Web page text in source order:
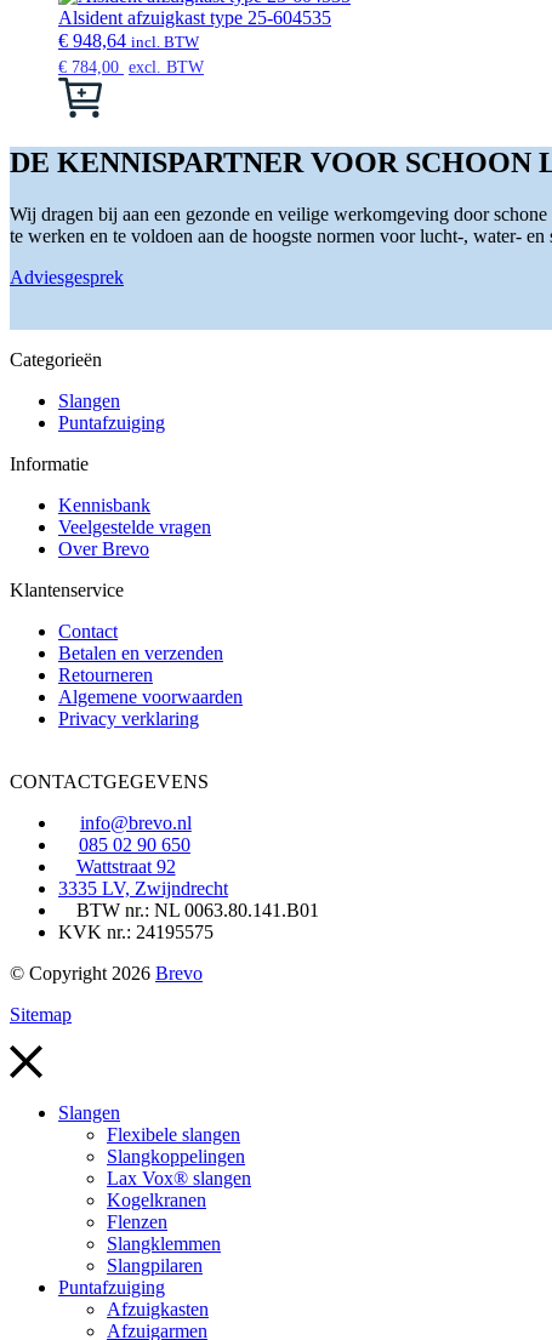
Alsident afzuigkast type 25-604535
€ 948,64 incl. BTW
€ 784,00 excl. BTW
Dit
meerdere
variaties.
optie
kan
worden
de
DE KENNISPARTNER VOOR
Wij dragen bij aan een gezonde en veilige werkomgeving door
te werken en te voldoen aan de hoogste normen voor lucht-, water-
Adviesgesprek
Categorieën
Slangen
Puntafzuiging
Informatie
Kennisbank
Veelgestelde vragen
Over Brevo
Klantenservice
Contact
Betalen en verzenden
Retourneren
Algemene voorwaarden
Privacy verklaring
CONTACTGEGEVENS
info@brevo.nl
085 02 90 650
Wattstraat 92
3335 LV, Zwijndrecht
BTW nr.: NL 0063.80.141.B01
KVK nr.: 24195575
© Copyright 2026 Brevo
Sitemap
Slangen
Flexibele slangen
Slangkoppelingen
Lax Vox® slangen
Kogelkranen
Flenzen
Slangklemmen
Slangpilaren
Puntafzuiging
Afzuigkasten
Afzuigarmen